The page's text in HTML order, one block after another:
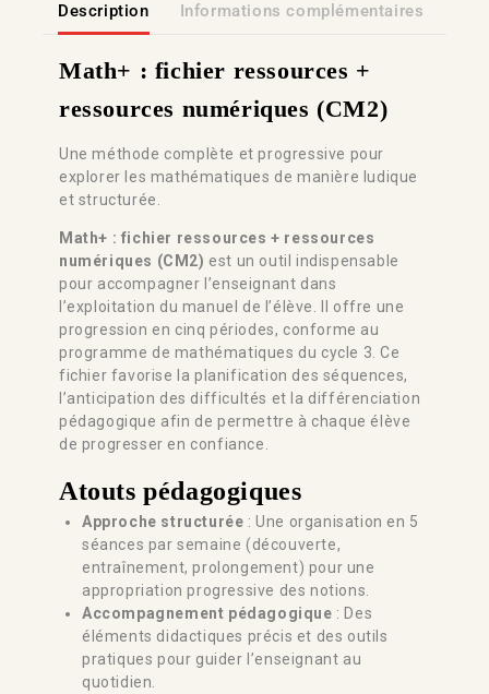
Description Informations complémentaires
Math+ : fichier ressources +
ressources numériques (CM2)
Une méthode complète et progressive pour
explorer les mathématiques de manière ludique
et structurée.
Math+ : fichier ressources + ressources
numériques (CM2) est un outil indispensable
pour accompagner l’enseignant dans
l’exploitation du manuel de l’élève. Il offre une
progression en cinq périodes, conforme au
programme de mathématiques du cycle 3. Ce
fichier favorise la planification des séquences,
l’anticipation des difficultés et la différenciation
pédagogique afin de permettre à chaque élève
de progresser en confiance.
Atouts pédagogiques
Approche structurée : Une organisation en 5
séances par semaine (découverte,
entraînement, prolongement) pour une
appropriation progressive des notions.
Accompagnement pédagogique : Des
éléments didactiques précis et des outils
pratiques pour guider l’enseignant au
quotidien.